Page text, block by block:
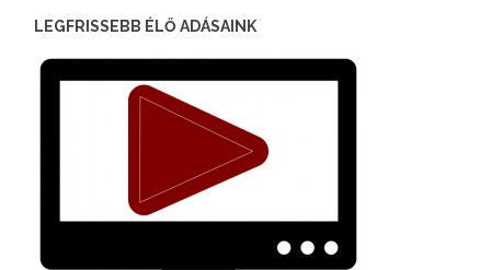
LEGFRISSEBB ÉLŐ ADÁSAINK